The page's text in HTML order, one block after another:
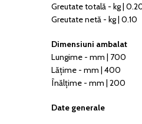
Greutate totală - kg |
Greutate netă - kg | 0.10
Dimensiuni ambalat
Lungime - mm | 700
Lățime - mm | 400
Înălțime - mm | 200
Date generale